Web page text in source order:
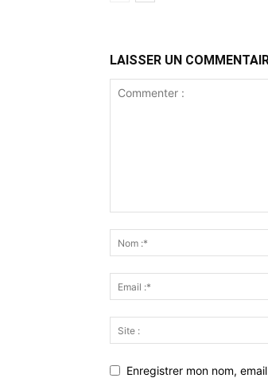
LAISSER UN
Enregistrer mon nom,